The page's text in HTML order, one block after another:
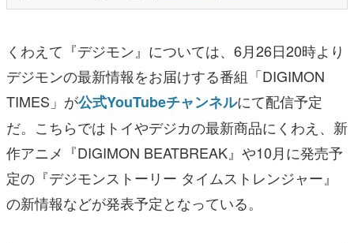
くわえて『デジモン』については、6月26日20時より
デジモンの最新情報をお届けする番組「DIGIMON
TIMES」が公式YouTubeチャンネルにて配信予定
だ。こちらではトイやデジカの最新商品にくわえ、新
作アニメ『DIGIMON BEATBREAK』や10月に発売予
定の『デジモンストーリー タイムストレンジャー』
の新情報などが発表予定となっている。